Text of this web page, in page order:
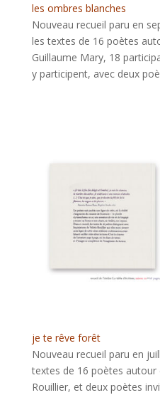
les ombres blanches
Nouveau recueil paru en
les textes de 16 poètes
Guillaume Mary, 18
y participent, avec deux
je te rêve forêt
Nouveau recueil paru en
textes de 16 poètes
Rouillier, et deux poètes